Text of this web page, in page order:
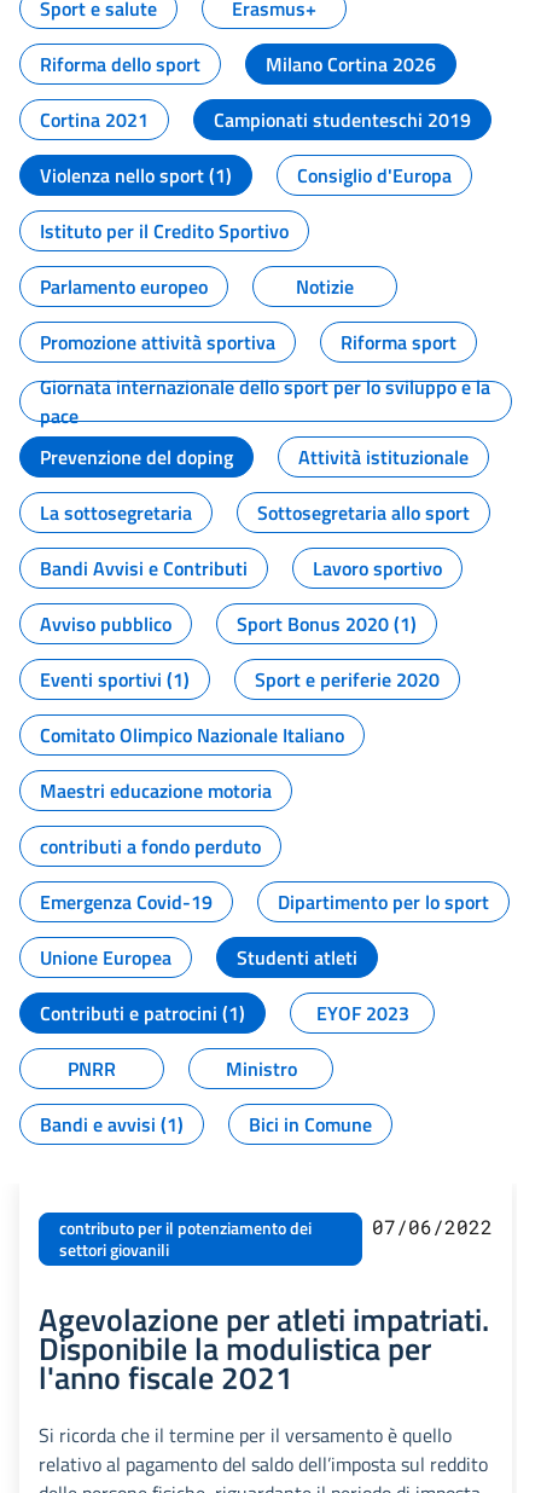
Sport e salute
Erasmus+
Riforma dello sport
Milano Cortina 2026
Cortina 2021
Campionati studenteschi 2019
Violenza nello sport (1)
Consiglio d'Europa
Istituto per il Credito Sportivo
Parlamento europeo
Notizie
Promozione attività sportiva
Riforma sport
Giornata internazionale dello sport per lo sviluppo e la
pace
Prevenzione del doping
Attività istituzionale
La sottosegretaria
Sottosegretaria allo sport
Bandi Avvisi e Contributi
Lavoro sportivo
Avviso pubblico
Sport Bonus 2020 (1)
Eventi sportivi (1)
Sport e periferie 2020
Comitato Olimpico Nazionale Italiano
Maestri educazione motoria
contributi a fondo perduto
Emergenza Covid-19
Dipartimento per lo sport
Unione Europea
Studenti atleti
Contributi e patrocini (1)
EYOF 2023
PNRR
Ministro
Bandi e avvisi (1)
Bici in Comune
contributo per il potenziamento dei
settori giovanili
07/06/2022
Agevolazione per atleti impatriati.
Disponibile la modulistica per
l'anno fiscale 2021
Si ricorda che il termine per il versamento è quello
relativo al pagamento del saldo dell’imposta sul reddito